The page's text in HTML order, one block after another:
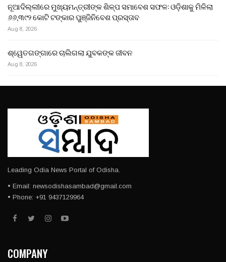
ନୂଆଦିଲ୍ଲୀରେ ମୁଖ୍ୟମନ୍ତ୍ରୀଙ୍କ ଶିଳ୍ପ ସମାବେଶ ସଫଳ: ଓଡ଼ିଶାକୁ ମିଳିଲା
୬୬,୩୯୨ କୋଟି ଟଙ୍କାର ପୁଞ୍ଜିନିବେଶ ପ୍ରସ୍ତାବ
Aug 8, 2026
ଶ୍ୱେତଗଙ୍ଗାରେ ଚାଲିଗଲା ଯୁବକଙ୍କ ଜୀବନ
Aug 8, 2026
Leading Odia News Portal of Odisha.
• Email: newsodishasambad@gmail.com
• Phone: +91 9437129964
COMPANY